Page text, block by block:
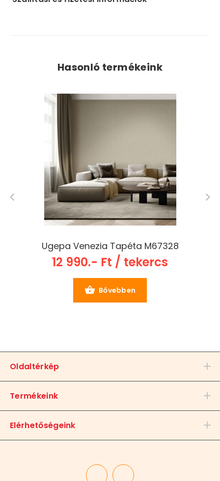
Hasonló termékeink
Ugepa Venezia Tapéta M67328
12 990.- Ft / tekercs
Bővebben
Oldaltérkép
Termékeink
Elérhetőségeink